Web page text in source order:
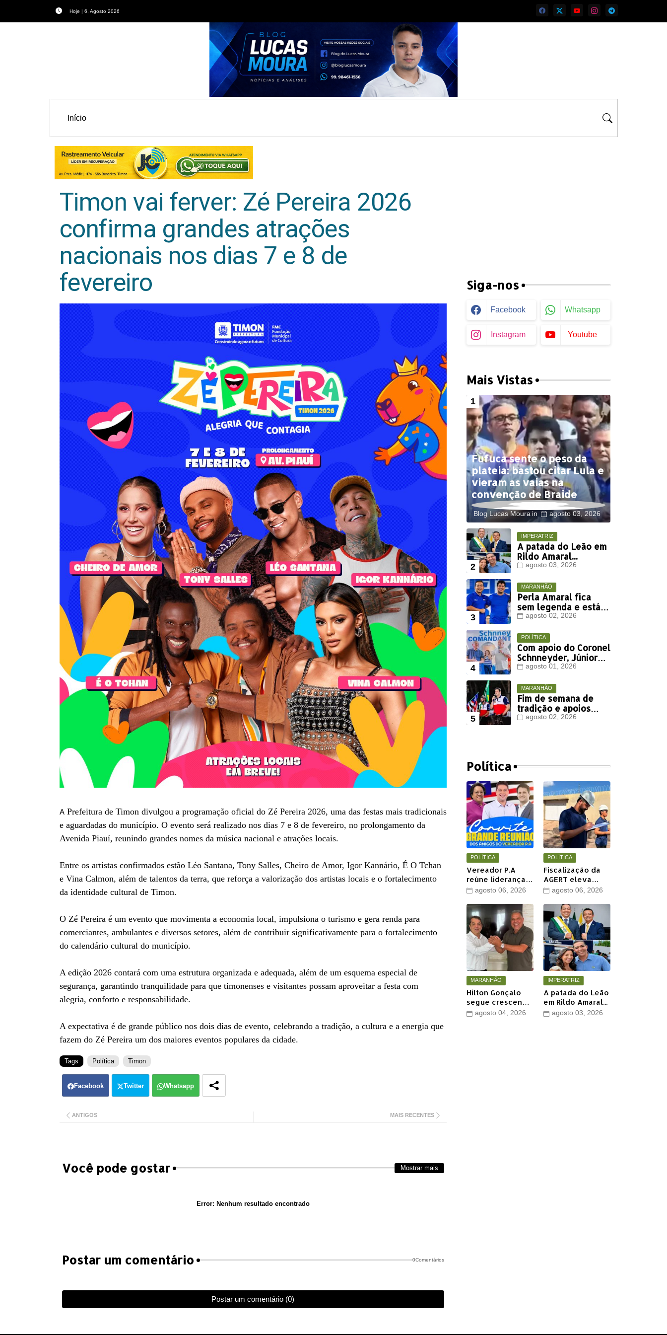
Hoje | 6, Agosto 2026
Início
Timon vai ferver: Zé Pereira 2026
confirma grandes atrações
nacionais nos dias 7 e 8 de
fevereiro
APrefeitura de Timon divulgou a programação oficial do Zé Pereira 2026, uma das festas mais tradicionais
e aguardadas do município. O evento será realizado nos dias 7 e 8 de fevereiro, no prolongamento da
Avenida Piauí, reunindo grandes nomes da música nacional e atrações locais.
Entre os artistas confirmados estão Léo Santana, Tony Salles, Cheiro de Amor, Igor Kannário, É O Tchan
e Vina Calmon, além de talentos da terra, que reforça a valorização dos artistas locais e o fortalecimento
da identidade cultural de Timon.
O Zé Pereira é um evento que movimenta a economia local, impulsiona o turismo e gera renda para
comerciantes, ambulantes e diversos setores, além de contribuir significativamente para o fortalecimento
do calendário cultural do município.
A edição 2026 contará com uma estrutura organizada e adequada, além de um esquema especial de
segurança, garantindo tranquilidade para que timonenses e visitantes possam aproveitar a festa com
alegria, conforto e responsabilidade.
A expectativa é de grande público nos dois dias de evento, celebrando a tradição, a cultura e a energia que
fazem do Zé Pereira um dos maiores eventos populares da cidade.
Tags Política Timon
Facebook Twitter Whatsapp
MAIS RECENTES
ANTIGOS
Você pode gostar Mostrar mais
Error: Nenhum resultado encontrado
Postar um comentário 0Comentários
Postar um comentário (0)
Siga-nos
Facebook Whatsapp
Instagram Youtube
Mais Vistas
Fufuca sente o peso da
plateia: bastou citar Lula e
vieram as vaias na
convenção de Braide
Blog Lucas Moura agosto 03, 2026
IMPERATRIZ
A patada do Leão em
Rildo Amaral...
agosto 03, 2026
MARANHÃO
Perla Amaral fica
sem legenda e está
fora da disputa
agosto 02, 2026
POLÍTICA
Com apoio do Coronel
Schnneyder, Júnior
Viana deve ter
em Timon
agosto 01, 2026
MARANHÃO
Fim de semana de
tradição e apoios
políticos marca
agosto 02, 2026
Política
POLÍTICA
Vereador P.A
reúne lideranças
e apoiadores em
político neste
sábado em Timon
agosto 06, 2026
POLÍTICA
Fiscalização da
AGERT eleva
qualidade das
asfálticas
realizadas pela
Águas de Timon
agosto 06, 2026
MARANHÃO
Hilton Gonçalo
segue crescendo
e conquista apoio
agosto 04, 2026
IMPERATRIZ
A patada do Leão
em Rildo Amaral...
agosto 03, 2026